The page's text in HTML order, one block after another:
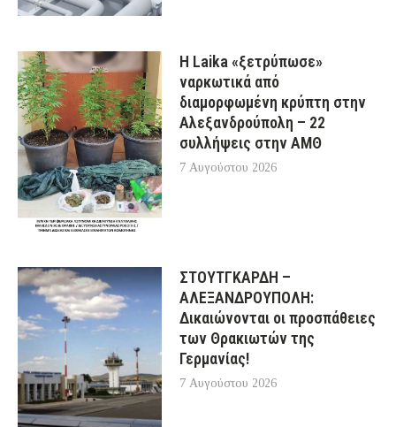
Η Laika «ξετρύπωσε»
ναρκωτικά από
διαμορφωμένη κρύπτη στην
Αλεξανδρούπολη – 22
συλλήψεις στην ΑΜΘ
7 Αυγούστου 2026
ΣΤΟΥΤΓΚΑΡΔΗ –
ΑΛΕΞΑΝΔΡΟΥΠΟΛΗ:
Δικαιώνονται οι προσπάθειες
των Θρακιωτών της
Γερμανίας!
7 Αυγούστου 2026